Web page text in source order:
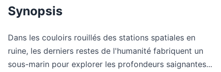
Synopsis
Dans les couloirs rouillés des stations spatiales en
ruine, les derniers restes de l'humanité fabriquent un
sous-marin pour explorer les profondeurs saignantes...